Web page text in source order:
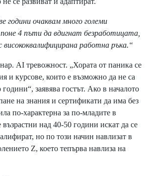
години очаквам много големи
4 пъти да вдигнат безработицата,
висококвалифицирана работна ръка.“
AI тревожност. „Хората от паника се
и курсове, които е възможно да не са
заявява гостът. Ако в началото
на знания и сертификати да има без
по-характерна за по-младите в
над 40-50 години искат да се
но по този начин навлизат в
Z, което тепърва навлиза на